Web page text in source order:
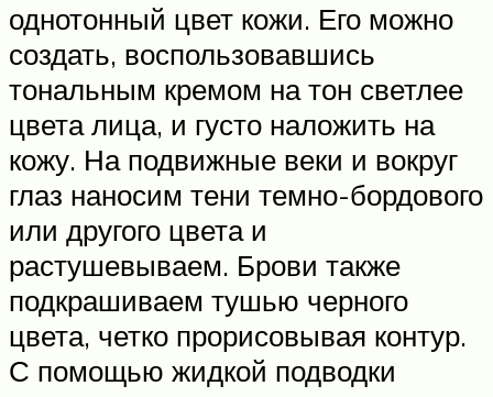
однотонный цвет кожи. Его можно
создать, воспользовавшись
тональным кремом на тон светлее
цвета лица, и густо наложить на
кожу. На подвижные веки и вокруг
глаз наносим тени темно-бордового
или другого цвета и
растушевываем. Брови также
подкрашиваем тушью черного
цвета, четко прорисовывая контур.
С помощью жидкой подводки